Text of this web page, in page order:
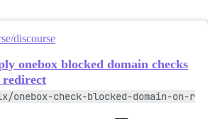
discourse
onebox blocked domain checks
redirect
onebox-check-blocked-domain-on-r